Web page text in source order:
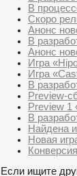
В
Скоро
Анонс
В
Анонс
Игра
Игра
В
Preview-
Preview 1
В
Найдена
Новая
Если ищите